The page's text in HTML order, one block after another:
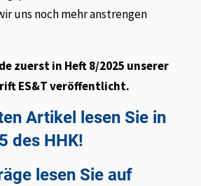
uns noch mehr anstrengen
zuerst in Heft 8/2025 unserer
ES&T veröffentlicht.
Artikel lesen Sie in
des HHK!
lesen Sie auf